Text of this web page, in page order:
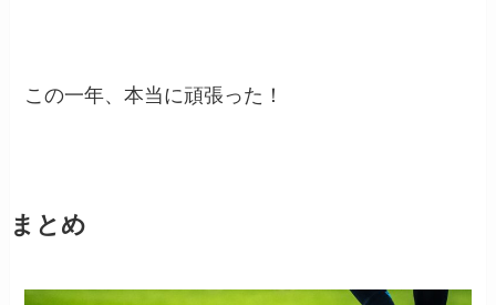
この一年、本当に頑張った！
まとめ